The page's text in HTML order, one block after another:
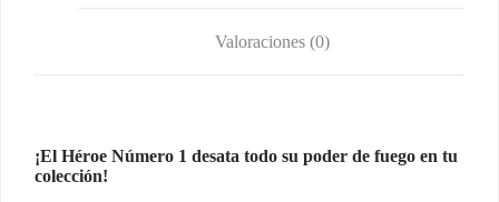
Valoraciones (0)
¡El Héroe Número 1 desata todo su poder de fuego en tu
colección!